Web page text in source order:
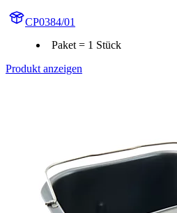
CP0384/01
Paket = 1 Stück
Produkt anzeigen